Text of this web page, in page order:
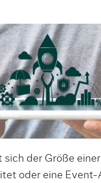
sich der Größe
oder eine